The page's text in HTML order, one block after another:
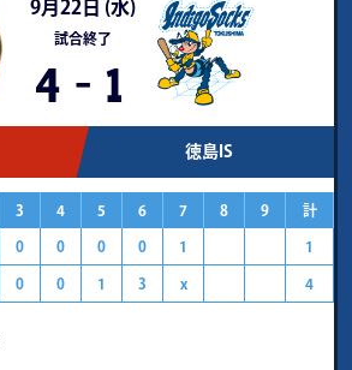
9月22日 (水)
試合終了
4 - 1
徳島IS
3 4 5 6 7 8 9 計
0 0 0 0 1 1
0 0 1 3 x 4